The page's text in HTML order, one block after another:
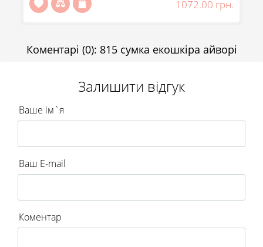
1072.00 грн.
Коментарі (0): 815 сумка екошкіра айворі
Залишити відгук
Ваше ім`я
Ваш E-mail
Коментар